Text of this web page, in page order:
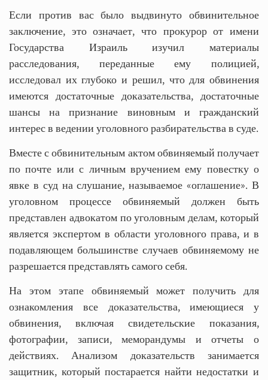
Если против вас было выдвинуто обвинительное
заключение, это означает, что прокурор от имени
Государства Израиль изучил материалы
расследования, переданные ему полицией,
исследовал их глубоко и решил, что для обвинения
имеются достаточные доказательства, достаточные
шансы на признание виновным и гражданский
интерес в ведении уголовного разбирательства в суде.
Вместе с обвинительным актом обвиняемый получает
по почте или с личным вручением ему повестку о
явке в суд на слушание, называемое «оглашение». В
уголовном процессе обвиняемый должен быть
представлен адвокатом по уголовным делам, который
является экспертом в области уголовного права, и в
подавляющем большинстве случаев обвиняемому не
разрешается представлять самого себя.
На этом этапе обвиняемый может получить для
ознакомления все доказательства, имеющиеся у
обвинения, включая свидетельские показания,
фотографии, записи, меморандумы и отчеты о
действиях. Анализом доказательств занимается
защитник, который постарается найти недостатки и